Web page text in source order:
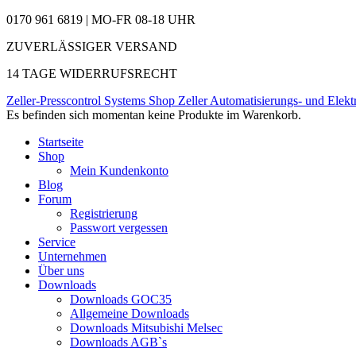
0170 961 6819 | MO-FR 08-18 UHR
ZUVERLÄSSIGER VERSAND
14 TAGE WIDERRUFSRECHT
Zeller-Presscontrol Systems Shop Zeller Automatisierungs- und
Es befinden sich momentan keine Produkte im Warenkorb.
Startseite
Shop
Mein Kundenkonto
Blog
Forum
Registrierung
Passwort vergessen
Service
Unternehmen
Über uns
Downloads
Downloads GOC35
Allgemeine Downloads
Downloads Mitsubishi Melsec
Downloads AGB`s